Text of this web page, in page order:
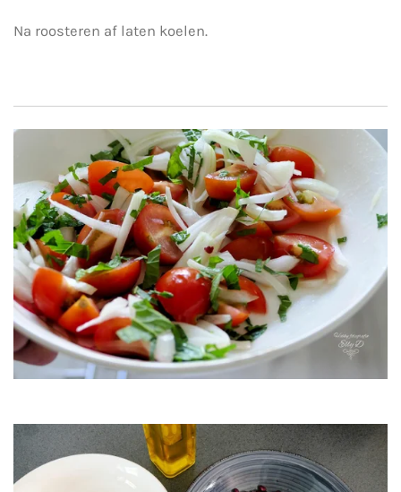
Na roosteren af laten koelen.